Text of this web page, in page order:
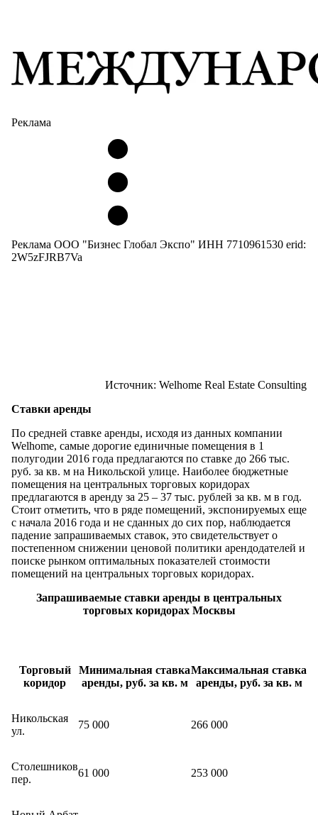
Реклама
Реклама ООО "Бизнес Глобал Экспо" ИНН 7710961530 erid:
2W5zFJRB7Va
Источник: Welhome Real Estate Consulting
Ставки аренды
По средней ставке аренды, исходя из данных компании
Welhome, самые дорогие единичные помещения в 1
полугодии 2016 года предлагаются по ставке до 266 тыс.
руб. за кв. м на Никольской улице. Наиболее бюджетные
помещения на центральных торговых коридорах
предлагаются в аренду за 25 – 37 тыс. рублей за кв. м в год.
Стоит отметить, что в ряде помещений, экспонируемых еще
с начала 2016 года и не сданных до сих пор, наблюдается
падение запрашиваемых ставок, это свидетельствует о
постепенном снижении ценовой политики арендодателей и
поиске рынком оптимальных показателей стоимости
помещений на центральных торговых коридорах.
Запрашиваемые ставки аренды в центральных
торговых коридорах Москвы
Торговый
коридор
Минимальная ставка
аренды, руб. за кв. м
Максимальная ставка
аренды, руб. за кв. м
Никольская
ул.
75 000 266 000
Столешников
пер.
61 000 253 000